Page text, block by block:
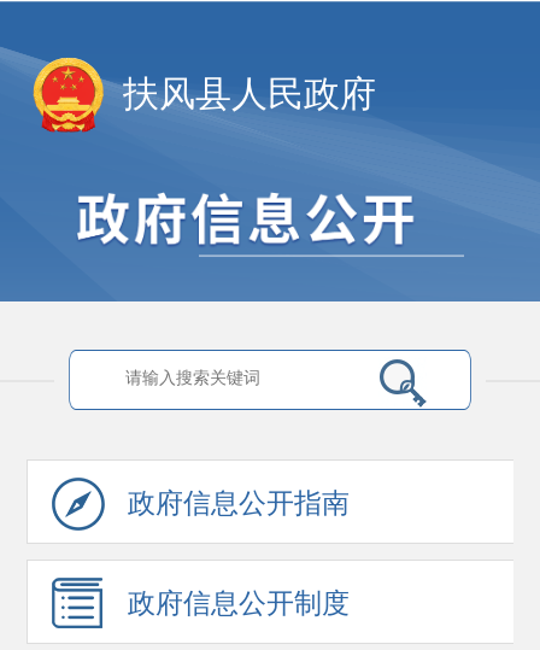
扶风县人民政府
政府信息公开指南
政府信息公开制度